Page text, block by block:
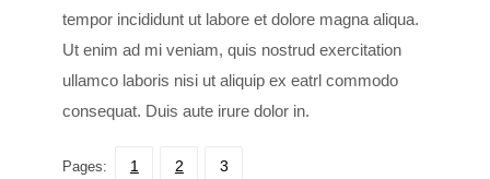
tempor incididunt ut labore et dolore magna aliqua.
Ut enim ad mi veniam, quis nostrud exercitation
ullamco laboris nisi ut aliquip ex eatrl commodo
consequat. Duis aute irure dolor in.
Pages: Page
1 ,
Page
2 ,
Page
3